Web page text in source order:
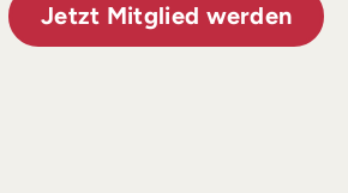
Jetzt Mitglied werden